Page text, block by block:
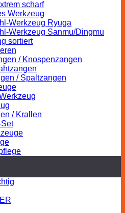
scharf
Werkzeug
Werkzeug Ryuga
Werkzeug Sanmu/Dingmu
sortiert
/ Knospenzangen
/ Spaltzangen
/ Krallen